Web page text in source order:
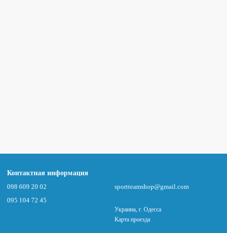
Контактная информация
098 609 20 02
095 104 72 45
sportteamshop@gmail.com
Украина, г. Одесса
Карта проезда